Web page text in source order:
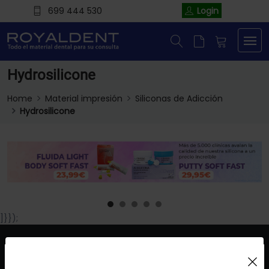
699 444 530 Login
Hydrosilicone
Home Material impresión
Siliconas de Adicción
Hydrosilicone
]}});